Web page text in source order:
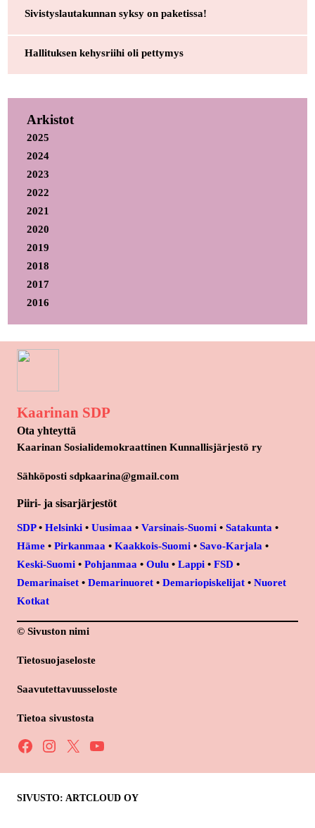
Sivistyslautakunnan syksy on paketissa!
Hallituksen kehysriihi oli pettymys
Arkistot
2025
2024
2023
2022
2021
2020
2019
2018
2017
2016
Kaarinan SDP
Ota yhteyttä
Kaarinan Sosialidemokraattinen Kunnallisjärjestö ry
Sähköposti sdpkaarina@gmail.com
Piiri- ja sisarjärjestöt
SDP• Helsinki • Uusimaa • Varsinais-Suomi • Satakunta •
Häme • Pirkanmaa • Kaakkois-Suomi • Savo-Karjala •
Keski-Suomi • Pohjanmaa • Oulu • Lappi • FSD •
Demarinaiset • Demarinuoret • Demariopiskelijat • Nuoret
Kotkat
© Sivuston nimi
Tietosuojaseloste
Saavutettavuusseloste
Tietoa sivustosta
Facebook Instagram X YouTube
SIVUSTO: ARTCLOUD OY